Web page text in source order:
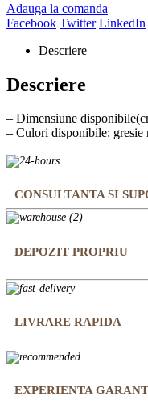
Adauga la comanda
Facebook Twitter LinkedIn
Descriere
Descriere
– Dimensiune
– Culori disponibile: gresie
CONSULTANTA SI
DEPOZIT PROPRIU
LIVRARE RAPIDA
EXPERIENTA